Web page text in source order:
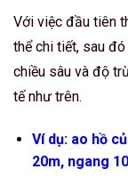
Với việc đầu tiên
thể chi tiết, sau
chiều sâu và độ
tế như trên.
Ví dụ: ao hồ
20m, ngang